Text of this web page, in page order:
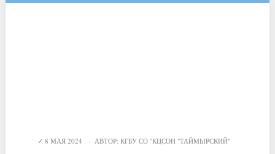
8 МАЯ 2024 · АВТОР:КГБУ СО "КЦСОН "ТАЙМЫРСКИЙ"